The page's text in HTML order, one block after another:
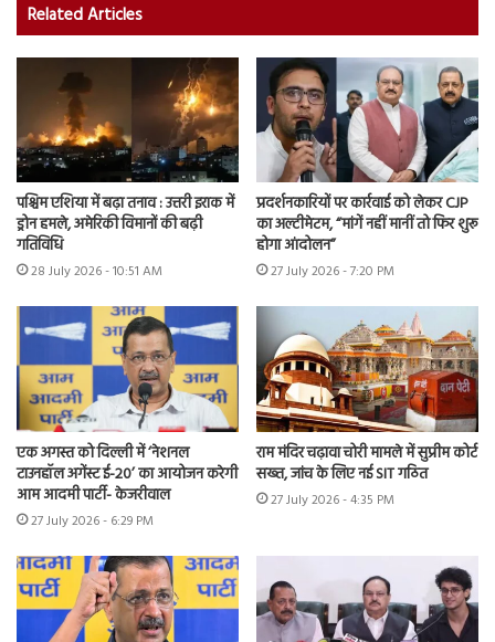
Related Articles
पश्चिम एशिया में बढ़ा तनाव : उत्तरी इराक में
ड्रोन हमले, अमेरिकी विमानों की बढ़ी
गतिविधि
28 July 2026 - 10:51 AM
प्रदर्शनकारियों पर कार्रवाई को लेकर CJP
का अल्टीमेटम, “मांगें नहीं मानीं तो फिर शुरू
होगा आंदोलन”
27 July 2026 - 7:20 PM
एक अगस्त को दिल्ली में ‘नेशनल
टाउनहॉल अगेंस्ट ई-20’ का आयोजन करेगी
आम आदमी पार्टी- केजरीवाल
27 July 2026 - 6:29 PM
राम मंदिर चढ़ावा चोरी मामले में सुप्रीम कोर्ट
सख्त, जांच के लिए नई SIT गठित
27 July 2026 - 4:35 PM